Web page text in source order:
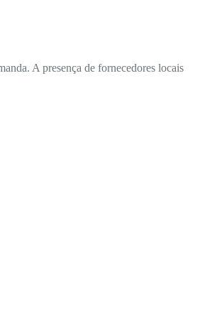
A presença de fornecedores locais